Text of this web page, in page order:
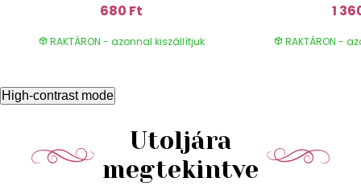
680 Ft
RAKTÁRON - azonnal kiszállítjuk
1
RAKTÁRON -
High-contrast mode
Utoljára
megtekintve